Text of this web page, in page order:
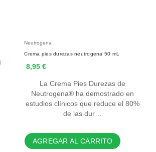
Neutrogena
Crema pies durezas neutrogena 50 mL
8,95 €
La Crema Pies Durezas de
Neutrogena® ha demostrado en
estudios clínicos que reduce el 80%
de las dur…
AGREGAR AL CARRITO